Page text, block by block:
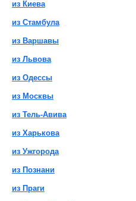
из Киева
из Стамбула
из Варшавы
из Львова
из Одессы
из Москвы
из Тель-Авива
из Харькова
из Ужгорода
из Познани
из Праги